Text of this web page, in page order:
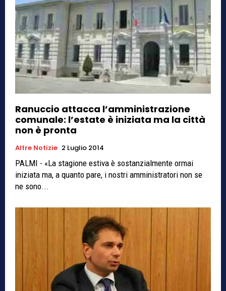
Ranuccio attacca l’amministrazione
comunale: l’estate è iniziata ma la città
non è pronta
Altre Notizie 2 Luglio 2014
PALMI - «La stagione estiva è sostanzialmente ormai
iniziata ma, a quanto pare, i nostri amministratori non se
ne sono...